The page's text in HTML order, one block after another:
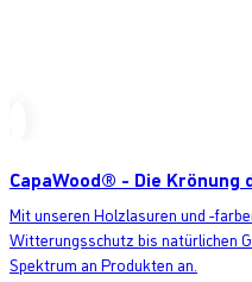
CapaWood® - Die Krönung
Mit unseren Holzlasuren und -
Witterungsschutz bis natürlichen
Spektrum an Produkten an.